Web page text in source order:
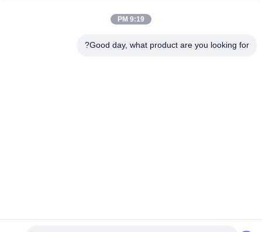
9:19 PM
Good day, what product are you looking for?